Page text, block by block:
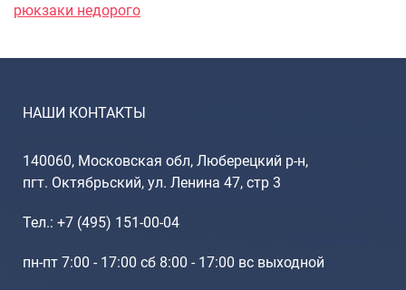
Кейсы и планшеты
Аксессуары
Чехлы для чемоданов
Пеналы для школы
рюкзаки недорого
НАШИ КОНТАКТЫ
140060, Московская обл, Люберецкий р-н,
пгт. Октябрьский, ул. Ленина 47, стр 3
Тел.: +7 (495) 151-00-04
пн-пт 7:00 - 17:00 сб 8:00 - 17:00 вс выходной